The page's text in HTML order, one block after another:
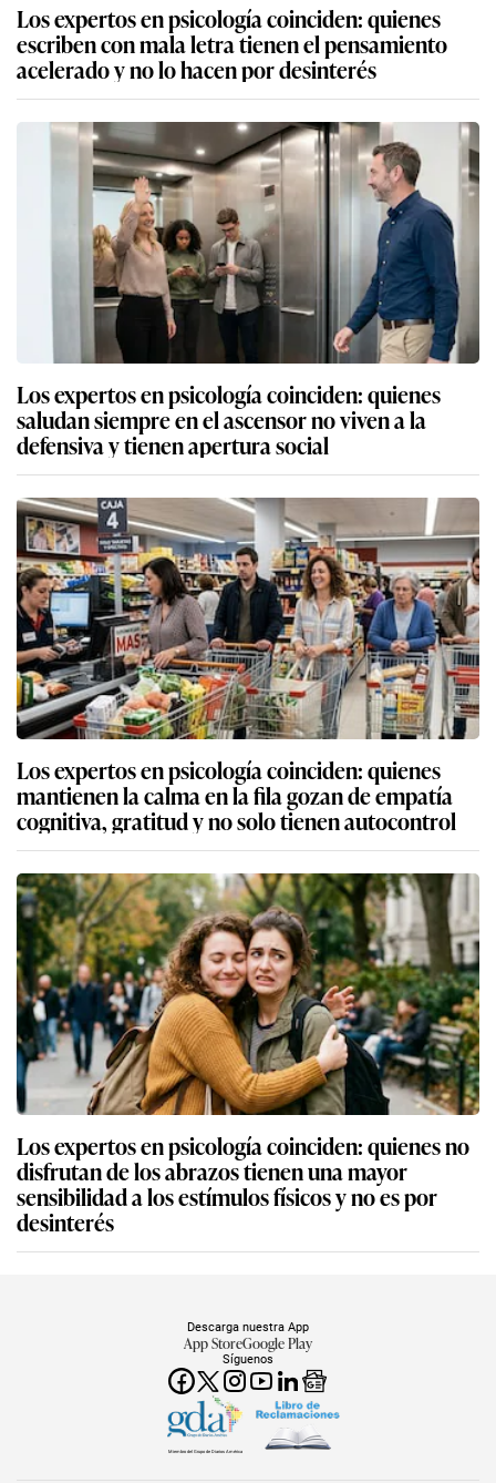
Los expertos en psicología coinciden: quienes
escriben con mala letra tienen el pensamiento
acelerado y no lo hacen por desinterés
Los expertos en psicología coinciden: quienes
saludan siempre en el ascensor no viven a la
defensiva y tienen apertura social
Los expertos en psicología coinciden: quienes
mantienen la calma en la fila gozan de empatía
cognitiva, gratitud y no solo tienen autocontrol
Los expertos en psicología coinciden: quienes no
disfrutan de los abrazos tienen una mayor
sensibilidad a los estímulos físicos y no es por
desinterés
Síguenos
Descarga nuestra App
App StoreGoogle Play
Miembro del Grupo de Diarios América